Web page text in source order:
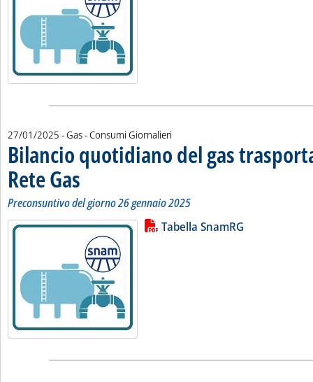
27/01/2025 - Gas - Consumi Giornalieri
Bilancio quotidiano del gas
Rete Gas . Sottotitolo: Preconsuntivo del giorno 26 gennaio 2025
. Pubblicata lunedì 27 gennaio 2025 alle 11.16.
Preconsuntivo del giorno 26 gennaio 2025
Leggi tutta la notizia: 'Bilancio
Lista allegati PDF alla notiziaTabella SnamRG